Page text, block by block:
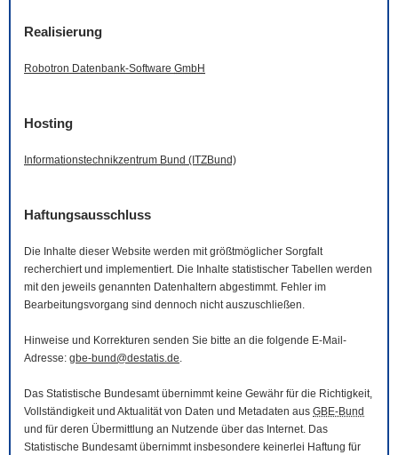
Realisierung
Robotron Datenbank-Software GmbH
Hosting
Informationstechnikzentrum Bund (ITZBund)
Haftungsausschluss
Die Inhalte dieser Website werden mit größtmöglicher Sorgfalt
recherchiert und implementiert. Die Inhalte statistischer Tabellen werden
mit den jeweils genannten Datenhaltern abgestimmt. Fehler im
Bearbeitungsvorgang sind dennoch nicht auszuschließen.
Hinweise und Korrekturen senden Sie bitte an die folgende E-Mail -
Adresse: gbe-bund@destatis.de.
Das Statistische Bundesamt übernimmt keine Gewähr für die Richtigkeit,
Vollständigkeit und Aktualität von Daten und Metadaten aus GBE-Bund
und für deren Übermittlung an Nutzende über das Internet. Das
Statistische Bundesamt übernimmt insbesondere keinerlei Haftung für